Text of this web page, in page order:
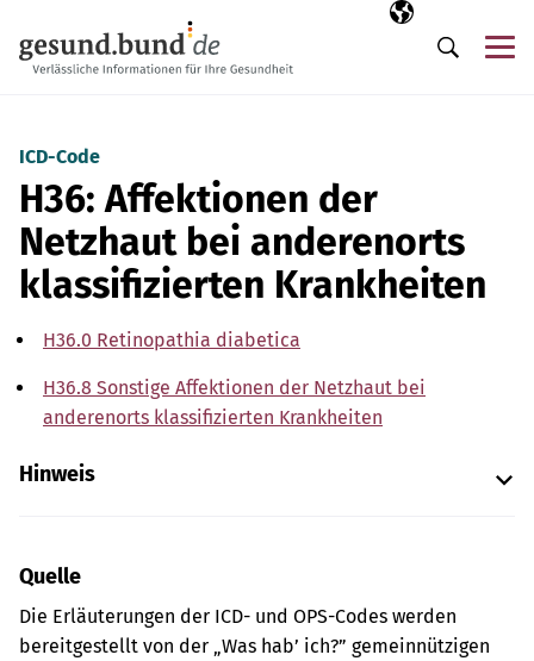
Ausgewählte
DE
Suche
ICD-Code
H36: Affektionen der
Netzhaut bei anderenorts
klassifizierten Krankheiten
H36.0 Retinopathia diabetica
H36.8 Sonstige Affektionen der Netzhaut bei
anderenorts klassifizierten Krankheiten
Hinweis
Quelle
Die Erläuterungen der ICD- und OPS-Codes werden
bereitgestellt von der „Was hab’ ich?” gemeinnützigen